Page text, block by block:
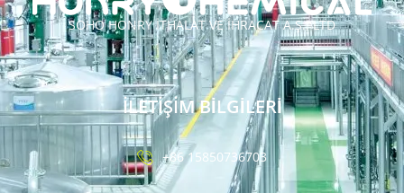
SOHO HONRY İTHALAT VE İHRACAT A.Ş., LTD
İLETİŞİM BİLGİLERİ
+86 15850736703